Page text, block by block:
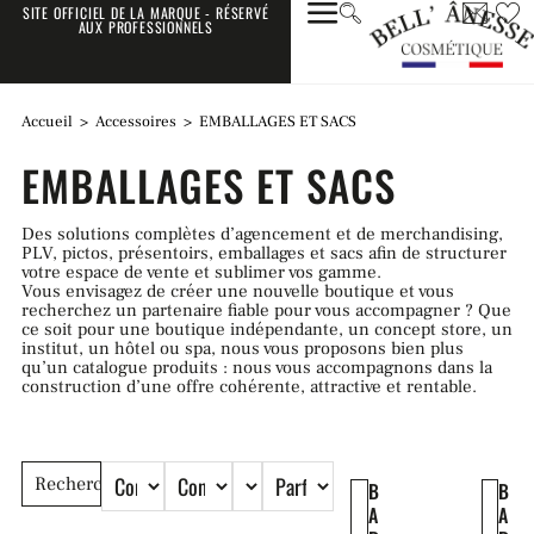
SITE OFFICIEL DE LA MARQUE - RÉSERVÉ
AUX PROFESSIONNELS
Accueil > Accessoires > EMBALLAGES ET SACS
EMBALLAGES ET SACS
Des solutions complètes d’agencement et de merchandising,
PLV, pictos, présentoirs, emballages et sacs afin de structurer
votre espace de vente et sublimer vos gamme.
Vous envisagez de créer une nouvelle boutique et vous
recherchez un partenaire fiable pour vous accompagner ? Que
ce soit pour une boutique indépendante, un concept store, un
institut, un hôtel ou spa, nous vous proposons bien plus
qu’un catalogue produits : nous vous accompagnons dans la
construction d’une offre cohérente, attractive et rentable.
B
A
B
A